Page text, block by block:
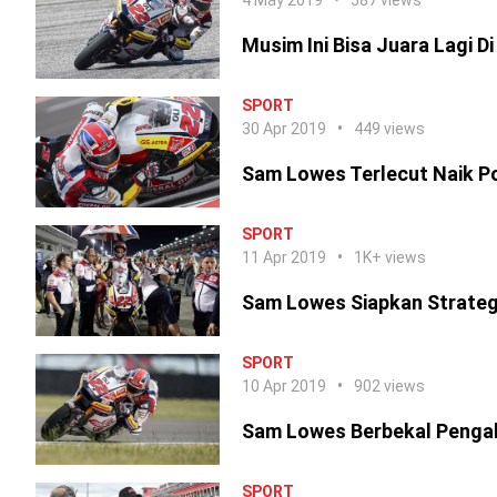
Musim Ini Bisa Juara Lagi
SPORT
30 Apr 2019
449 views
Sam Lowes Terlecut Naik
SPORT
11 Apr 2019
1K+ views
Sam Lowes Siapkan
SPORT
10 Apr 2019
902 views
Sam Lowes Berbekal
SPORT